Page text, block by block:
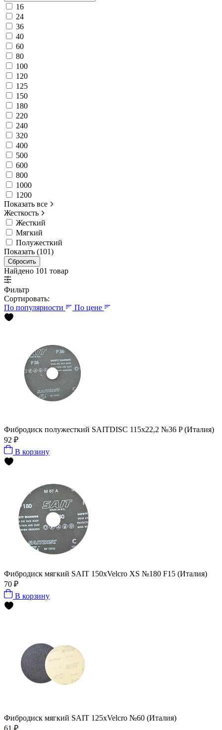
16
24
36
40
60
80
100
120
125
150
180
220
240
320
400
500
600
800
1000
1200
Показать все
Жесткость
Жесткий
Мягкий
Полужесткий
Показать (101)
Сбросить
Найдено 101 товар
Фильтр
Сортировать:
По популярности
По цене
Фибродиск полужесткий SAITDISC 115х22,2 №36 P (Италия)
92 ₽
В корзину
Фибродиск мягкий SAIT 150хVelcro XS №180 F15 (Италия)
70 ₽
В корзину
Фибродиск мягкий SAIT 125хVelcro №60 (Италия)
61 ₽